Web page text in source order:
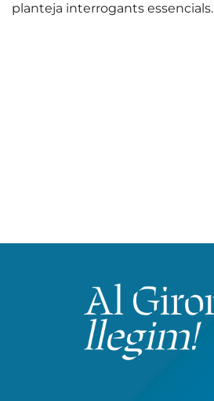
planteja interrogants essencials.